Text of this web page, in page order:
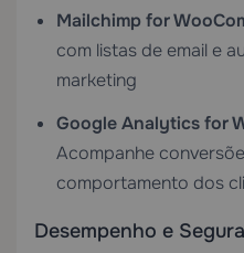
Mailchimp for
com listas de email e
marketing
Google Analytics for
Acompanhe
comportamento dos
Desempenho e